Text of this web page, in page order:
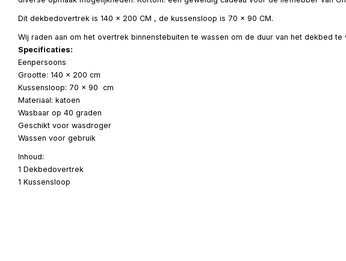
Dit dekbedovertrek is 140 x 200 CM , de kussensloop is 70 x 90 CM.
Wij raden aan om het overtrek binnenstebuiten te wassen om de duur van het dekbed te
Specificaties:
Eenpersoons
Grootte: 140 x 200 cm
Kussensloop: 70 x 90 cm
Materiaal: katoen
Wasbaar op 40 graden
Geschikt voor wasdroger
Wassen voor gebruik
Inhoud:
1 Dekbedovertrek
1 Kussensloop